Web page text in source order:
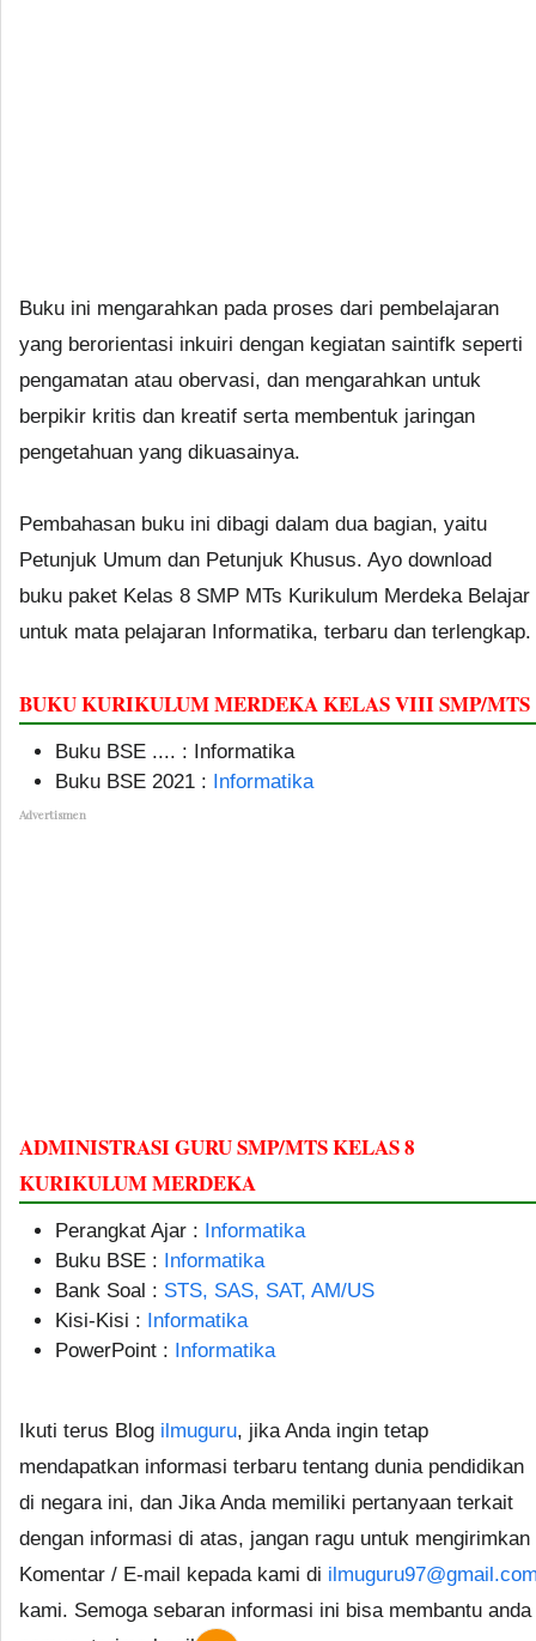
Buku ini mengarahkan pada proses dari pembelajaran
yang berorientasi inkuiri dengan kegiatan saintifk seperti
pengamatan atau obervasi, dan mengarahkan untuk
berpikir kritis dan kreatif serta membentuk jaringan
pengetahuan yang dikuasainya.
Pembahasan buku ini dibagi dalam dua bagian, yaitu
Petunjuk Umum dan Petunjuk Khusus. Ayo download
buku paket Kelas 8 SMP MTs Kurikulum Merdeka Belajar
untuk mata pelajaran Informatika, terbaru dan terlengkap.
BUKU KURIKULUM MERDEKA KELAS VIII SMP/MTS
Buku BSE .... : Informatika
Buku BSE 2021 :
Informatika
Advertismen
ADMINISTRASI GURU SMP/MTS KELAS 8
KURIKULUM MERDEKA
Perangkat Ajar :
Informatika
Buku BSE :
Informatika
Bank Soal : STS, SAS, SAT, AM/US
Kisi-Kisi :
Informatika
PowerPoint :
Informatika
Ikuti terus Blog ilmuguru, jika Anda ingin tetap
mendapatkan informasi terbaru tentang dunia pendidikan
di negara ini, dan Jika Anda memiliki pertanyaan terkait
dengan informasi di atas, jangan ragu untuk mengirimkan
Komentar / E-mail kepada kami di
kami. Semoga sebaran informasi ini bisa membantu anda